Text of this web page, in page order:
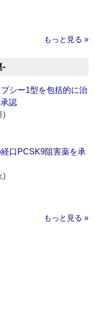
もっと見る »
シー1型を包括的に治
認
)
口PCSK9阻害薬を承
)
もっと見る »